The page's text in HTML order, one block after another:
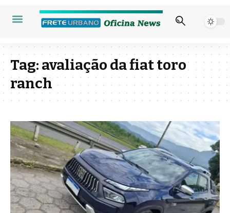
Tag:avaliação da fiat toro
ranch